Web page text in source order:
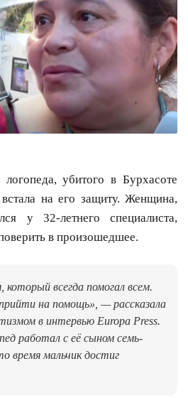
убитого в Бурхасоте
на его защиту. Женщина,
у 32-летнего специалиста,
в произошедшее.
который всегда помогал всем.
на помощь», — рассказала
в интервью Europa Press.
работал с её сыном семь-
время мальчик достиг